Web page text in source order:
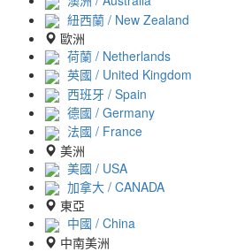
紐西蘭 / New Zealand
歐洲
荷蘭 / Netherlands
英國 / United Kingdom
西班牙 / Spain
德國 / Germany
法國 / France
美洲
美國 / USA
加拿大 / CANADA
東亞
中國 / China
中南美洲